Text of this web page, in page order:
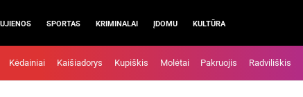
SPORTAS KRIMINALAI ĮDOMU KULTŪRA
Kėdainiai Kaišiadorys Kupiškis Molėtai Pakruojis Radviliškis